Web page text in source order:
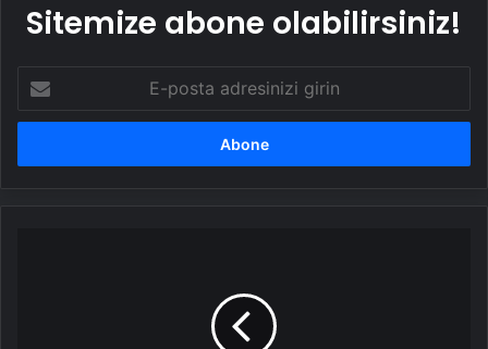
Sitemize abone olabilirsiniz!
posta
adresinizi